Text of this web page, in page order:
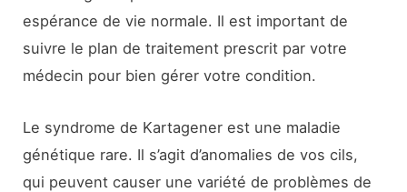
espérance de vie normale. Il est important de
suivre le plan de traitement prescrit par votre
médecin pour bien gérer votre condition.
Le syndrome de Kartagener est une maladie
génétique rare. Il s’agit d’anomalies de vos cils,
qui peuvent causer une variété de problèmes de